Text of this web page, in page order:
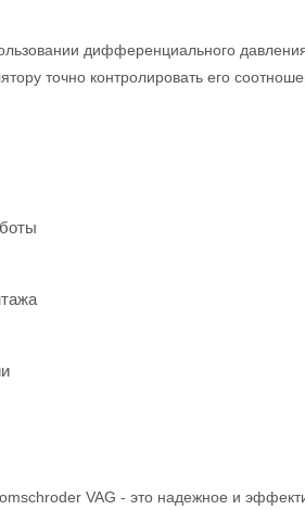
дифференциального давления
точно контролировать его
VAG - это надежное и